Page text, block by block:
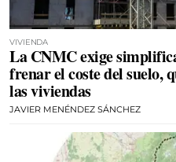
VIVIENDA
La CNMC exige
frenar el coste del suelo,
las viviendas
JAVIER MENÉNDEZ SÁNCHEZ